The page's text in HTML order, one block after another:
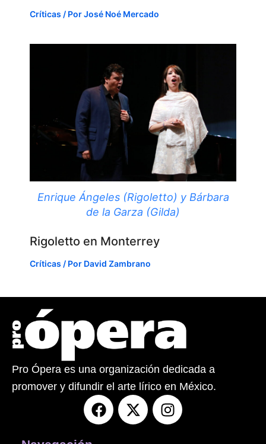
Críticas / PorJosé Noé Mercado
Enrique Ángeles (Rigoletto) y Bárbara
de la Garza (Gilda)
Rigoletto en Monterrey
Críticas / Por David Zambrano
Pro Ópera es una organización dedicada a
promover y difundir el arte lírico en México.
F
a
X
-
I
n